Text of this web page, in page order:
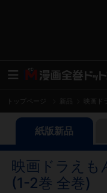
トップページ 映画
紙版新品
映画ドラえも
(1-2巻 全巻)